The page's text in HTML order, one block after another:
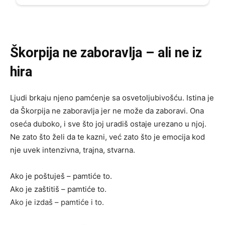
Škorpija ne zaboravlja – ali ne iz
hira
Ljudi brkaju njeno pamćenje sa osvetoljubivošću. Istina je
da Škorpija ne zaboravlja jer ne može da zaboravi. Ona
oseća duboko, i sve što joj uradiš ostaje urezano u njoj.
Ne zato što želi da te kazni, već zato što je emocija kod
nje uvek intenzivna, trajna, stvarna.
Ako je poštuješ – pamtiće to.
Ako je zaštitiš – pamtiće to.
Ako je izdaš – pamtiće i to.